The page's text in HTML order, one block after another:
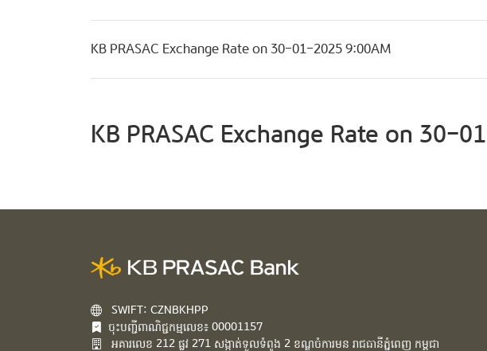
KB PRASAC Exchange Rate on 30-01-2025 9:00AM
KB PRASAC Exchange Rate on 30-
SWIFT: CZNBKHPP
ចុះបញ្ជីពាណិជ្ជកម្មលេខ៖ 00001157
អគារ​លេខ​ 212 ផ្លូវ 271 សង្កាត់ទួលទំពូង 2 ខណ្ឌចំការមន រាជធានីភ្នំពេញ កម្ពុជា​